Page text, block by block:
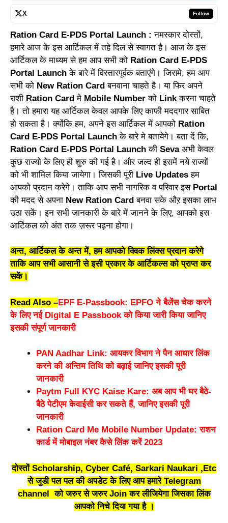
X Follow
Ration Card E-PDS Portal Launch : नमस्कार दोस्तों,
हमारे आज के इस आर्टिकल में तहे दिल से स्वागत है। आज के इस
आर्टिकल के माध्यम से हम आप सभी को Ration Card E-PDS
Portal Launch के बारे में विस्तारपूर्वक बताएंगे। जिसमे, हम आप
सभी को New Ration Card बनवाना चाहते है। या फिर अपने
राशी Ration Card मे Mobile Number को Linkकरना चाहते
है। तो हमारा यह आर्टिकल केवल आपके लिए काफी मददगार साबित
हो सकता है। क्योंकि हम, अपने इस आर्टिकल में आपको Ration
Card E-PDS Portal Launch के बारे मे बतायेगे। बता दें कि,
Ration Card E-PDS Portal Launch की Sevaअभी केवल
कुछ राज्यो के लिए ही शुरु की गई है। और जल्द ही इसमें नये राज्यों
को भी शामिल किया जायेगा। जिसकी पूरी Live Updates हम
आपको प्रदान करेगे। ताकि आप सभी नागरिक व परिवार इस Portal
की मदद से अपना New Ration Card बनवा सके औऱ इसका लाभ
उठा सकें। इन सभी जानकारी के बारे में जानने के लिए, आपको इस
आर्टिकल को अंत तक ज़रूर पढ़ना होगा।
अन्त, आर्टिकल के अन्त में, हम आपको क्विक लिंक्स प्रदान करेगे
ताकि आप सभी आसानी से इसी प्रकार के आर्टिकल्स को प्राप्त कर
सकें।
Read Also –EPF E-Passbook: EPFO ने बैलेंस चेक करने
के लिए नई Digital E Passbook को किया जारी किया जानिए
इसकी संपूर्ण जानकारी
PAN Aadhar Link: आयकर विभाग ने पैन आधार लिंक
करने की अन्तिम तिथि को बढ़ाई जानिए इसकी पूरी
जानकारी
Paytm Full KYC Kaise Kare: अब आप भी घर बैठे-
बैठे पेटीएम केवाईसी कर सकते हैं, जानिए इसकी पूरी
जानकारी
Ration Card Me Mobile Number Update: राशन
कार्ड में मोबाइल नंबर कैसे लिंक करें 2023
दोस्तों Scholarship, Cyber Café, Sarkari Naukari ,Etc
से जुडी पल पल की अपडेट के लिए आप हमारेTelegram
channel को जरुर से जरुर Join कर लीजियेगा जिसका लिंक
आपको निचे दिया गया है ।